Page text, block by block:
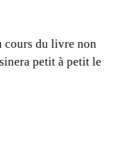
cours du livre non
petit à petit le